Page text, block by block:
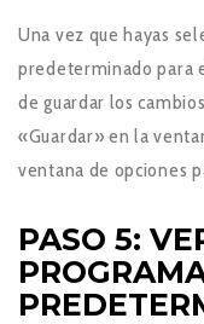
Una vez que hayas
predeterminado para
de guardar los
«Guardar» en la
ventana de opciones
PASO 5: